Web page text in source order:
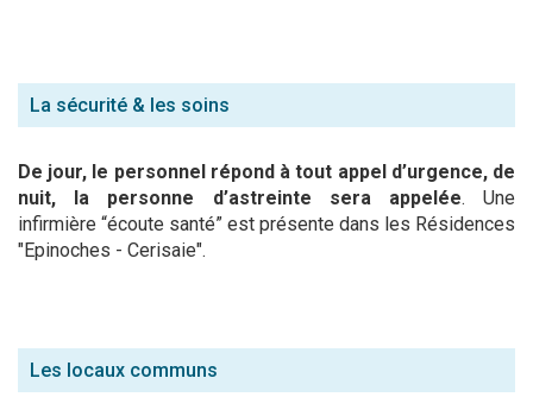
La sécurité & les soins
De jour, le personnel répond à tout appel d’urgence, de
nuit, la personne d’astreinte sera appelée. Une
infirmière “écoute santé” est présente dans les Résidences
"Epinoches - Cerisaie".
Les locaux communs